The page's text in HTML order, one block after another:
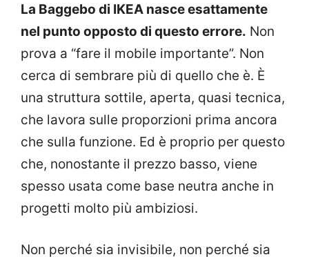
La Baggebo di IKEA nasce esattamente
nel punto opposto di questo errore. Non
prova a “fare il mobile importante”. Non
cerca di sembrare più di quello che è. È
una struttura sottile, aperta, quasi tecnica,
che lavora sulle proporzioni prima ancora
che sulla funzione. Ed è proprio per questo
che, nonostante il prezzo basso, viene
spesso usata come base neutra anche in
progetti molto più ambiziosi.
Non perché sia invisibile, non perché sia